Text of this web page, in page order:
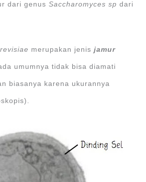
dari genusSaccharomyces sp dari
merupakan jenisjamur
umumnya tidak bisa diamati
biasanya karena ukurannya